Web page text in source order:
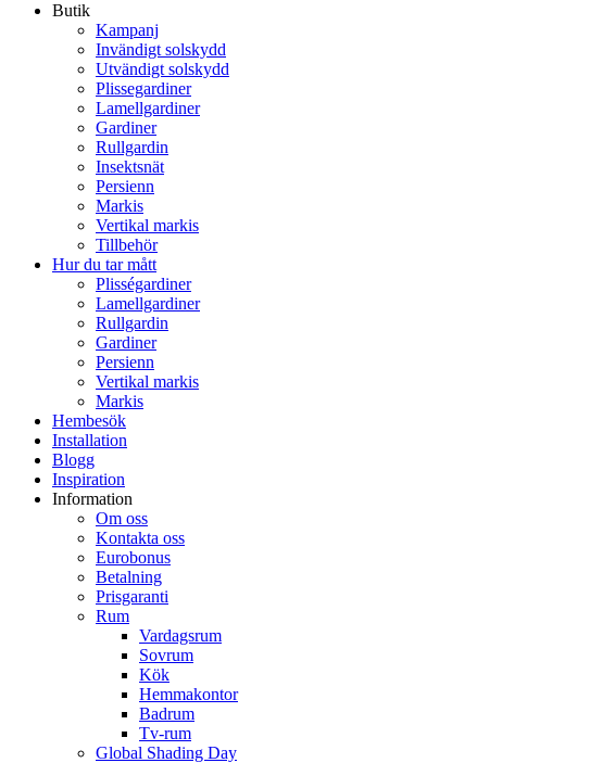
Butik
Kampanj
Invändigt solskydd
Utvändigt solskydd
Plissegardiner
Lamellgardiner
Gardiner
Rullgardin
Insektsnät
Persienn
Markis
Vertikal markis
Tillbehör
Hur du tar mått
Plisségardiner
Lamellgardiner
Rullgardin
Gardiner
Persienn
Vertikal markis
Markis
Hembesök
Installation
Blogg
Inspiration
Information
Om oss
Kontakta oss
Eurobonus
Betalning
Prisgaranti
Rum
Vardagsrum
Sovrum
Kök
Hemmakontor
Badrum
Tv-rum
Global Shading Day